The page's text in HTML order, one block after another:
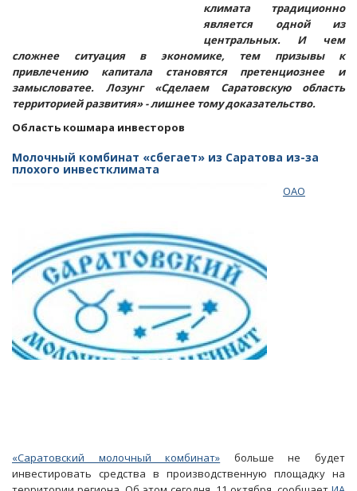
климата традиционно
является одной из
центральных. И чем
сложнее ситуация в экономике, тем призывы к
привлечению капитала становятся претенциознее и
замысловатее. Лозунг «Сделаем Саратовскую область
территорией развития» - лишнее тому доказательство.
Область кошмара инвесторов
Молочный комбинат «сбегает» из Саратова из-за
плохого инвестклимата
ОАО
«Саратовский молочный комбинат» больше не будет
инвестировать средства в производственную площадку на